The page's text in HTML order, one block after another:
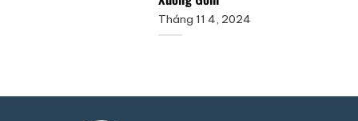
Tháng 11 4, 2024